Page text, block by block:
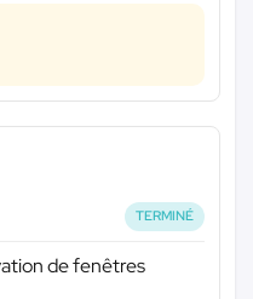
TERMINÉ
de fenêtres